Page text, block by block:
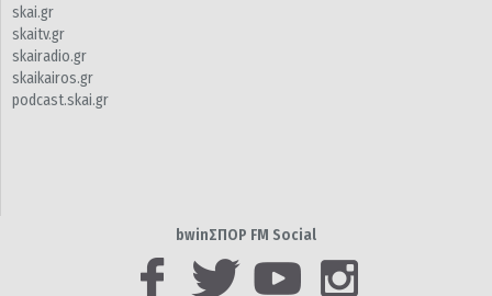
skai.gr
skaitv.gr
skairadio.gr
skaikairos.gr
podcast.skai.gr
bwinΣΠΟΡ FM Social